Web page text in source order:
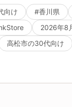
向け #香川県
2026年8
高松市の30代向け